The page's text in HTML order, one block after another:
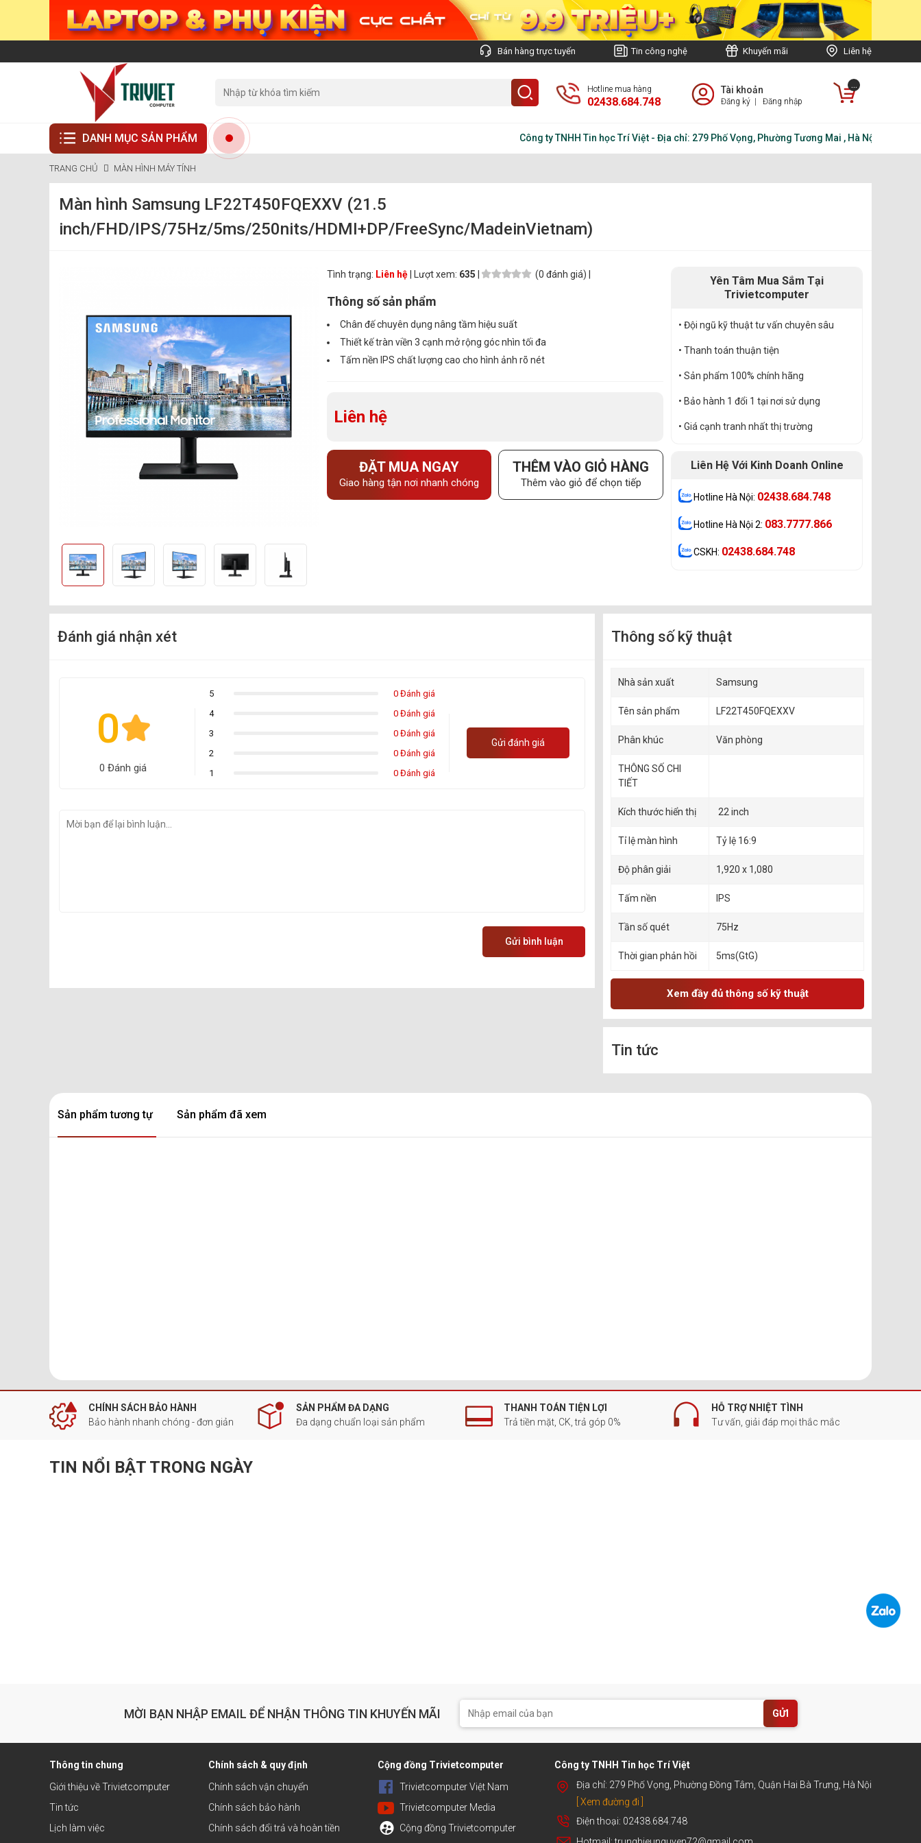
Bán hàng trực tuyến Tin công nghệ Khuyến mãi Liên hệ
Hotline mua hàng
02438.684.748
Tài khoản
Đăng ký Đăng nhập
...
DANH MỤC SẢN PHẨM Công ty TNHH Tin học Trí Việt - Địa chỉ: 279 Phố Vọng, Phường Tương Mai , Hà Nội - Điện thoại:
TRANG CHỦ MÀN HÌNH MÁY TÍNH
Màn hình Samsung LF22T450FQEXXV (21.5
inch/FHD/IPS/75Hz/5ms/250nits/HDMI+DP/FreeSync/MadeinVietnam)
Tình trạng: Liên hệ| Lượt xem: 635 | (0 đánh giá) |
Thông số sản phẩm
Chân đế chuyên dụng nâng tầm hiệu suất
Thiết kế tràn viền 3 cạnh mở rộng góc nhìn tối đa
Tấm nền IPS chất lượng cao cho hình ảnh rõ nét
Liên hệ
ĐẶT MUA NGAY
Giao hàng tận nơi nhanh chóng
THÊM VÀO GIỎ HÀNG
Thêm vào giỏ để chọn tiếp
Yên Tâm Mua Sắm Tại
Trivietcomputer
• Đội ngũ kỹ thuật tư vấn chuyên sâu
• Thanh toán thuận tiện
• Sản phẩm 100% chính hãng
• Bảo hành 1 đổi 1 tại nơi sử dụng
• Giá cạnh tranh nhất thị trường
Liên Hệ Với Kinh Doanh Online
Hotline Hà Nội: 02438.684.748
Hotline Hà Nội 2: 083.7777.866
CSKH: 02438.684.748
Đánh giá nhận xét
0
0 Đánh giá
5
0 Đánh giá
4
0 Đánh giá
3
0 Đánh giá
2
0 Đánh giá
1
0 Đánh giá
Gửi đánh giá
Gửi bình luận
Thông số kỹ thuật
Nhà sản xuất Samsung
Tên sản phẩm LF22T450FQEXXV
Phân khúc Văn phòng
THÔNG SỐ CHI
TIẾT
Kích thước hiển thị 22 inch
Tỉ lệ màn hình Tỷ lệ 16:9
Độ phân giải 1,920 x 1,080
Tấm nền IPS
Tần số quét 75Hz
Thời gian phản hồi 5ms(GtG)
Xem đầy đủ thông số kỹ thuật
Tin tức
Sản phẩm tương tự Sản phẩm đã xem
CHÍNH SÁCH BẢO HÀNH
Bảo hành nhanh chóng - đơn giản
SẢN PHẨM ĐA DẠNG
Đa dạng chuẩn loại sản phẩm
THANH TOÁN TIỆN LỢI
Trả tiền mặt, CK, trả góp 0%
HỖ TRỢ NHIỆT TÌNH
Tư vấn, giải đáp mọi thắc mắc
TIN NỔI BẬT TRONG NGÀY
MỜI BẠN NHẬP EMAIL ĐỂ NHẬN THÔNG TIN KHUYẾN MÃI GỬI
Thông tin chung
Giới thiệu về Trivietcomputer
Tin tức
Lịch làm việc
Chính sách & quy định
Chính sách vận chuyển
Chính sách bảo hành
Chính sách đổi trả và hoàn tiền
Cộng đồng Trivietcomputer
Trivietcomputer Việt Nam
Trivietcomputer Media
Cộng đồng Trivietcomputer
Công ty TNHH Tin học Trí Việt
Địa chỉ: 279 Phố Vọng, Phường Đồng Tâm, Quận Hai Bà Trưng, Hà Nội
[ Xem đường đi ]
Điện thoại: 02438.684.748